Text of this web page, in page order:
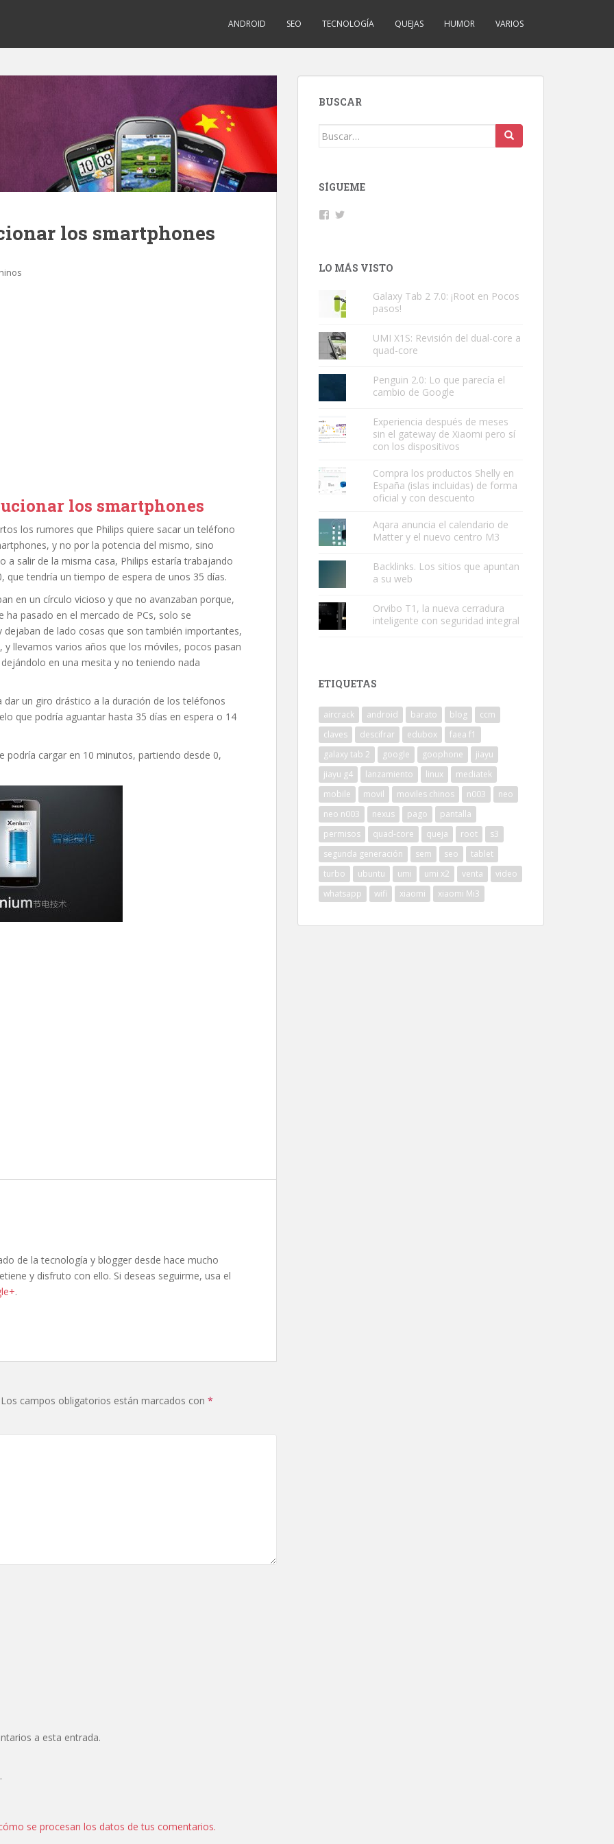
ANDROID SEO TECNOLOGÍA QUEJAS HUMOR VARIOS
los smartphones
los smartphones
los rumores que Philips quiere sacar un teléfono
y no por la potencia del mismo, sino
a salir de la misma casa, Philips estaría trabajando
tendría un tiempo de espera de unos 35 días.
en un círculo vicioso y que no avanzaban porque,
pasado en el mercado de PCs, solo se
de lado cosas que son también importantes,
llevamos varios años que los móviles, pocos pasan
en una mesita y no teniendo nada
un giro drástico a la duración de los teléfonos
que podría aguantar hasta 35 días en espera o 14
cargar en 10 minutos, partiendo desde 0,
de la tecnología y blogger desde hace mucho
y disfruto con ello. Si deseas seguirme, usa el
.
Los campos obligatorios están marcados con *
a esta entrada.
se procesan los datos de tus comentarios.
BUSCAR
Buscar:
SÍGUEME
Facebook
LO MÁS VISTO
Galaxy Tab 2 7.0: ¡Root en Pocos
pasos!
UMI X1S: Revisión del dual-core a
quad-core
Penguin 2.0: Lo que parecía el
cambio de Google
Experiencia después de meses
sin el gateway de Xiaomi pero sí
con los dispositivos
Compra los productos Shelly en
España (islas incluidas) de forma
oficial y con descuento
Aqara anuncia el calendario de
Matter y el nuevo centro M3
Backlinks. Los sitios que apuntan
a su web
Orvibo T1, la nueva cerradura
inteligente con seguridad integral
ETIQUETAS
aircrack android barato blog
ccm
claves
descifrar edubox
faea f1
galaxy tab 2
google goophone
jiayu
jiayu g4
lanzamiento linux
mediatek
mobile
movil moviles chinos n003
neo
neo n003
nexus pago
pantalla
permisos
quad-core queja root
s3
segunda generación
sem seo
tablet
turbo
ubuntu umi umi x2 venta
video
whatsapp
wifi xiaomi xiaomi Mi3